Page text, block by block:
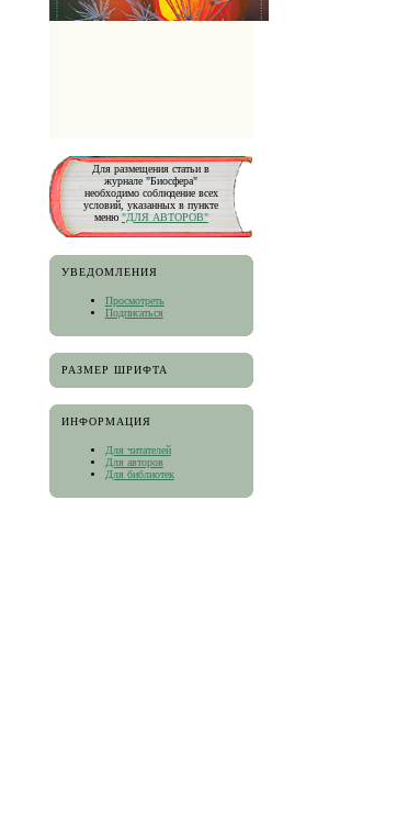
Для размещения статьи в
журнале "Биосфера"
необходимо соблюдение всех
условий, указанных в пункте
меню "ДЛЯ АВТОРОВ"
УВЕДОМЛЕНИЯ
Просмотреть
Подписаться
РАЗМЕР ШРИФТА
ИНФОРМАЦИЯ
Для читателей
Для авторов
Для библиотек